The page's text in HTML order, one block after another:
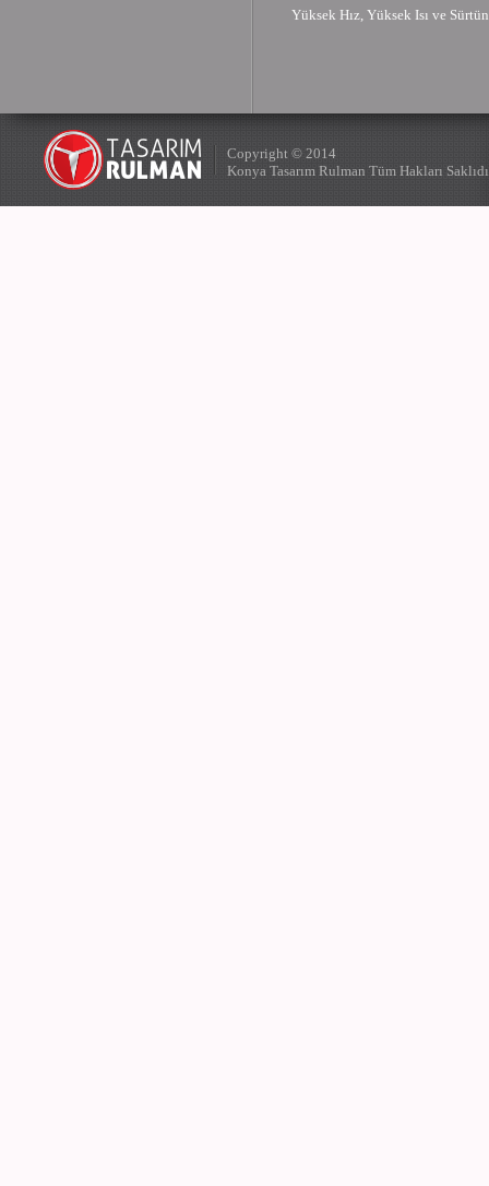
Yüksek Hız, Yüksek Isı ve
Copyright © 2014
Konya Tasarım Rulman Tüm Hakları